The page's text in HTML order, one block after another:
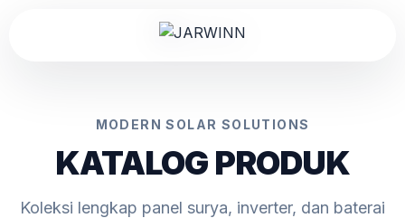
MODERN SOLAR SOLUTIONS
KATALOG PRODUK
Koleksi lengkap panel surya, inverter, dan baterai